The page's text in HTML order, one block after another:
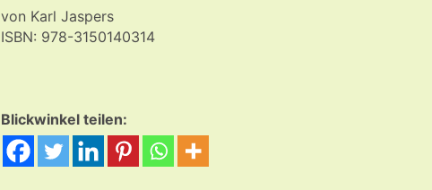
von Karl Jaspers
ISBN: 978-3150140314
Blickwinkel teilen: